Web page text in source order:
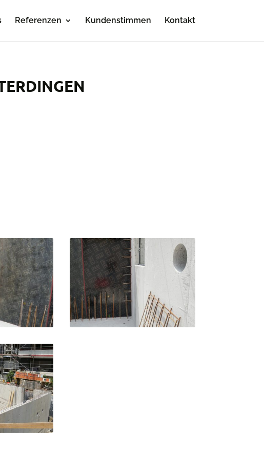
Referenzen Kundenstimmen Kontakt